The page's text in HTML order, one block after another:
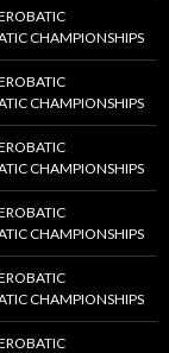
CHAMPIONSHIPS
CHAMPIONSHIPS
CHAMPIONSHIPS
CHAMPIONSHIPS
CHAMPIONSHIPS